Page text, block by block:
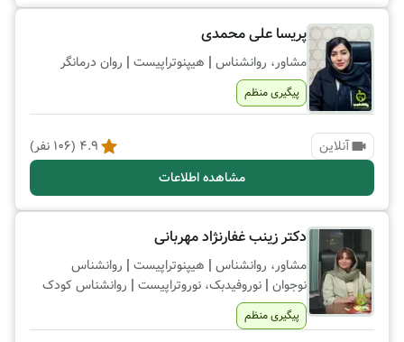
پریسا علی محمدی
مشاور، روانشناس | هیپنوتراپیست | روان درمانگر
پیگیری منظم
آنلاین 4.9
(
106 نفر)
مشاهده اطلاعات
دکتر زینب غفارنژاد مهربانی
مشاور، روانشناس | هیپنوتراپیست | روانشناس
نوجوان | نوروفیدبک، نوروتراپیست | روانشناس کودک
پیگیری منظم